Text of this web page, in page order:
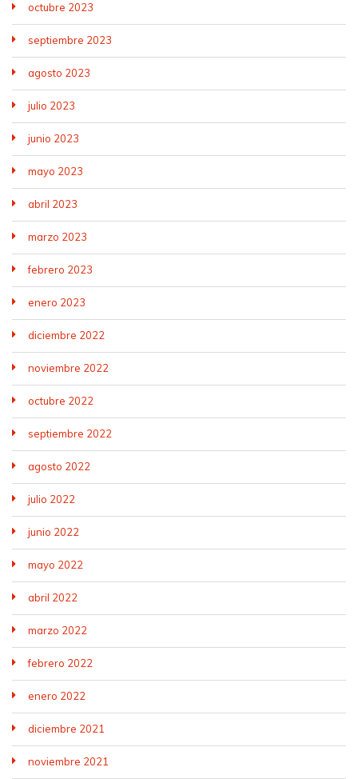
octubre 2023
septiembre 2023
agosto 2023
julio 2023
junio 2023
mayo 2023
abril 2023
marzo 2023
febrero 2023
enero 2023
diciembre 2022
noviembre 2022
octubre 2022
septiembre 2022
agosto 2022
julio 2022
junio 2022
mayo 2022
abril 2022
marzo 2022
febrero 2022
enero 2022
diciembre 2021
noviembre 2021